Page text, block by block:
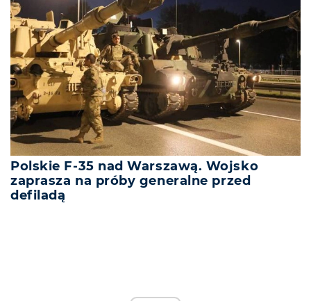
Polskie F-35 nad Warszawą. Wojsko
zaprasza na próby generalne przed
defiladą